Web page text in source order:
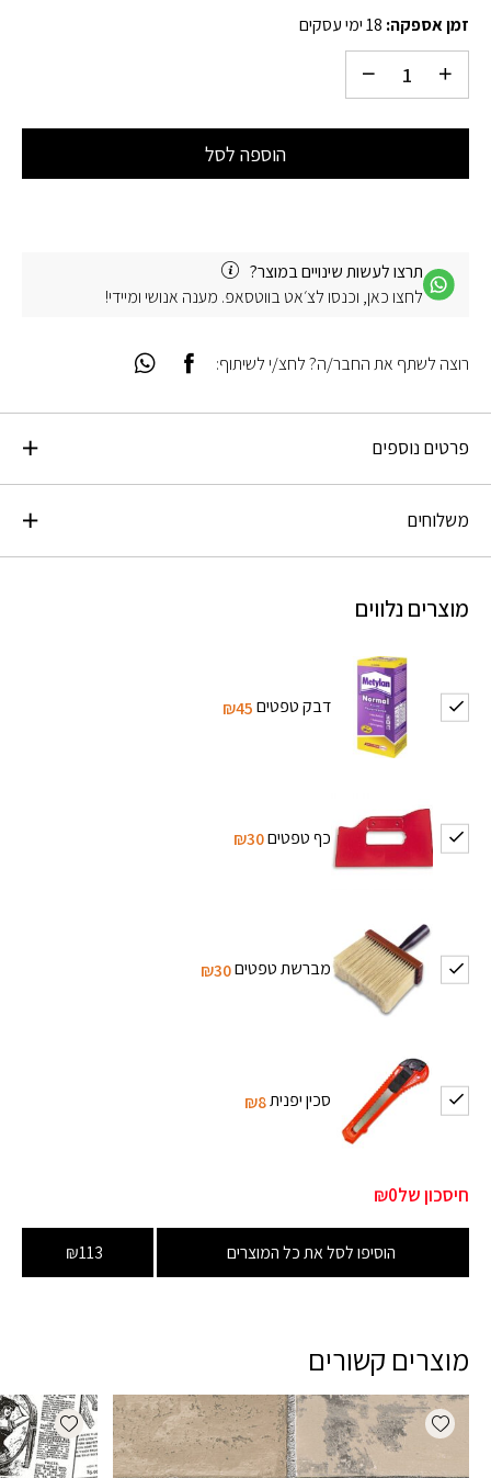
זמן אספקה: 18 ימי עסקים
הוספה לסל
תרצו לעשות שינויים במוצר?
לחצו כאן, וכנסו לצ׳אט בווטסאפ. מענה אנושי ומיידי!
פרטים נוספים
משלוחים
מוצרים נלווים
דבק טפטים₪45
כף טפטים₪30
מברשת טפטים₪30
סכין יפנית₪8
חיסכון של₪0
הוסיפו לסל את כל המוצרים ₪113
רוצה לשתף את החבר/ה? לחצ/י לשיתוף:
מוצרים קשורים
Add wishlist
wishlist